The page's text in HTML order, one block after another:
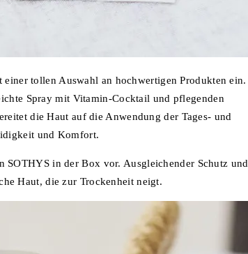
tollen Auswahl an hochwertigen Produkten ein.
Spray mit Vitamin-Cocktail und pflegenden
die Haut auf die Anwendung der Tages- und
und Komfort.
SOTHYS in der Box vor. Ausgleichender Schutz und
Haut, die zur Trockenheit neigt.